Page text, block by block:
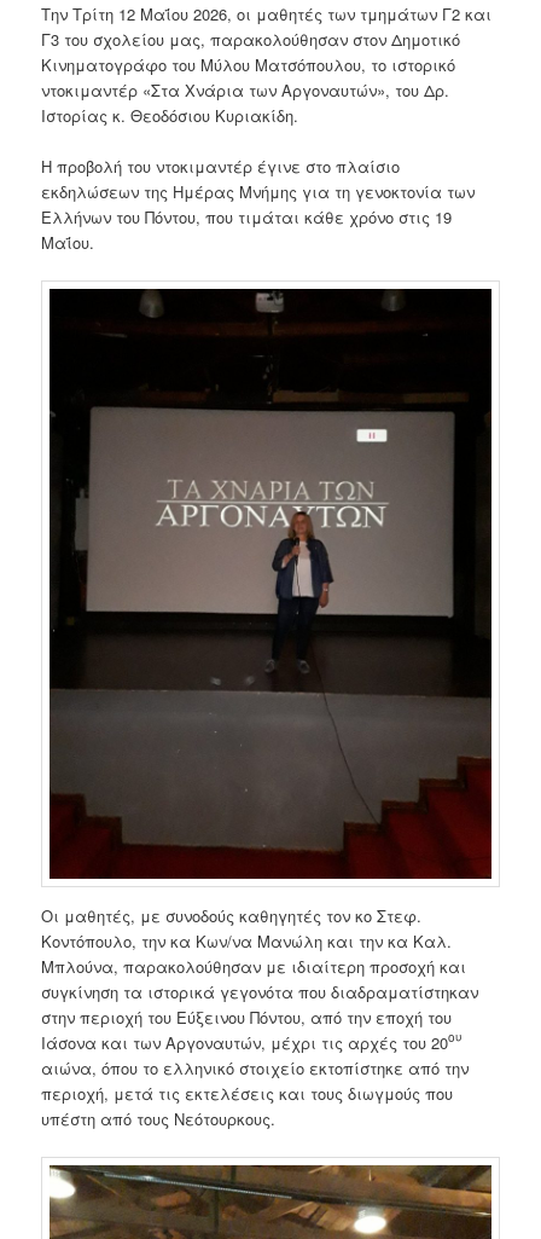
Την Τρίτη 12 Μαΐου 2026, οι μαθητές των τμημάτων Γ2 και
Γ3 του σχολείου μας, παρακολούθησαν στον Δημοτικό
Κινηματογράφο του Μύλου Ματσόπουλου, το ιστορικό
ντοκιμαντέρ «Στα Χνάρια των Αργοναυτών», του Δρ.
Ιστορίας κ. Θεοδόσιου Κυριακίδη.
Η προβολή του ντοκιμαντέρ έγινε στο πλαίσιο
εκδηλώσεων της Ημέρας Μνήμης για τη γενοκτονία των
Ελλήνων του Πόντου, που τιμάται κάθε χρόνο στις 19
Μαΐου.
Οι μαθητές, με συνοδούς καθηγητές τον κο Στεφ.
Κοντόπουλο, την κα Κων/να Μανώλη και την κα Καλ.
Μπλούνα, παρακολούθησαν με ιδιαίτερη προσοχή και
συγκίνηση τα ιστορικά γεγονότα που διαδραματίστηκαν
στην περιοχή του Εύξεινου Πόντου, από την εποχή του
Ιάσονα και των Αργοναυτών, μέχρι τις αρχές του 20ου
αιώνα, όπου το ελληνικό στοιχείο εκτοπίστηκε από την
περιοχή, μετά τις εκτελέσεις και τους διωγμούς που
υπέστη από τους Νεότουρκους.